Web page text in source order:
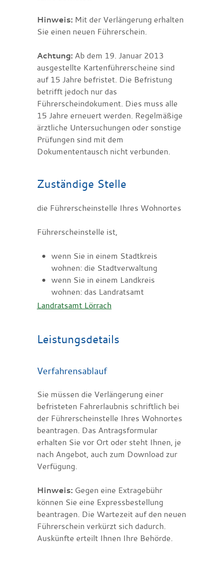
Hinweis: Mit der Verlängerung erhalten
Sie einen neuen Führerschein.
Achtung: Ab dem 19. Januar 2013
ausgestellte Kartenführerscheine sind
auf 15 Jahre befristet. Die Befristung
betrifft jedoch nur das
Führerscheindokument. Dies muss alle
15 Jahre erneuert werden. Regelmäßige
ärztliche Untersuchungen oder sonstige
Prüfungen sind mit dem
Dokumententausch nicht verbunden.
Zuständige Stelle
die Führerscheinstelle Ihres Wohnortes
Führerscheinstelle ist,
wenn Sie in einem Stadtkreis
wohnen: die Stadtverwaltung
wenn Sie in einem Landkreis
wohnen: das Landratsamt
Landratsamt Lörrach
Leistungsdetails
Verfahrensablauf
Sie müssen die Verlängerung einer
befristeten Fahrerlaubnis schriftlich bei
der Führerscheinstelle Ihres Wohnortes
beantragen. Das Antragsformular
erhalten Sie vor Ort oder steht Ihnen, je
nach Angebot, auch zum Download zur
Verfügung.
Hinweis: Gegen eine Extragebühr
können Sie eine Expressbestellung
beantragen. Die Wartezeit auf den neuen
Führerschein verkürzt sich dadurch.
Auskünfte erteilt Ihnen Ihre Behörde.